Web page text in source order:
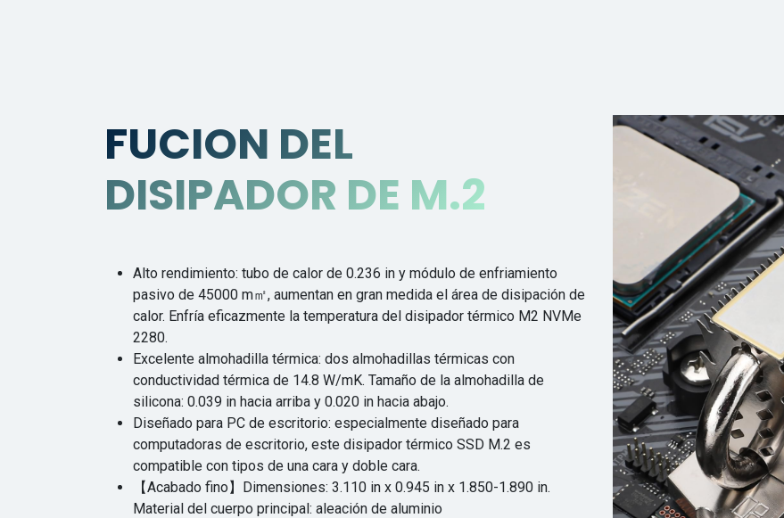
FUCION DEL
DISIPADOR DE M.2
Alto rendimiento: tubo de calor de 0.236 in y módulo de enfriamiento
pasivo de 45000 m㎡, aumentan en gran medida el área de disipación de
calor. Enfría eficazmente la temperatura del disipador térmico M2 NVMe
2280.
Excelente almohadilla térmica: dos almohadillas térmicas con
conductividad térmica de 14.8 W/mK. Tamaño de la almohadilla de
silicona: 0.039 in hacia arriba y 0.020 in hacia abajo.
Diseñado para PC de escritorio: especialmente diseñado para
computadoras de escritorio, este disipador térmico SSD M.2 es
compatible con tipos de una cara y doble cara.
【Acabado fino】Dimensiones: 3.110 in x 0.945 in x 1.850-1.890 in.
Material del cuerpo principal: aleación de aluminio